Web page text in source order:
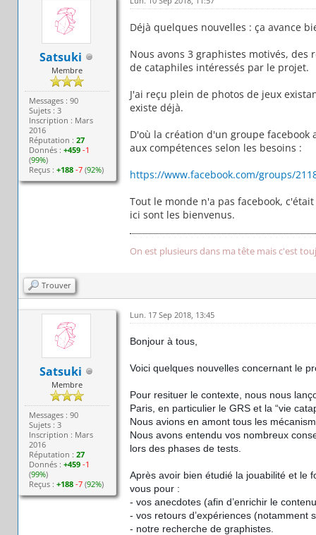
Satsuki
Membre
Messages : 90
Sujets : 3
Inscription : Mars
2016
Réputation :27
Donnés :+459 -1
(99%)
Reçus :+188 -7 (92%)
Déjà quelques nouvelles : ça avance
Nous avons 3 graphistes motivés,
de cataphiles intéressés par le projet.
J'ai reçu plein de photos de jeux
existe déjà.
D'où la création d'un groupe facebook
aux compétences selon les besoins :
https://www.facebook.com/groups/
Tout le monde n'a pas facebook,
ici sont les bienvenus.
On est plusieurs dans ma tête mais c'est
Trouver
Satsuki
Membre
Messages : 90
Sujets : 3
Inscription : Mars
2016
Réputation :27
Donnés :+459 -1
(99%)
Reçus :+188 -7 (92%)
Lun. 17 Sep 2018, 13:45
Bonjour à tous,
Voici quelques nouvelles concernant le
Pour resituer le contexte, nous nous
Paris, en particulier le GRS et la “vie
Nous avions en amont tous les
Nous avons entendu vos nombreux
lors des phases de tests.
Après avoir bien étudié la jouabilité et le
vous pour :
- vos anecdotes (afin d’enrichir le
- vos retours d’expériences (notamment
- notre recherche de graphistes.